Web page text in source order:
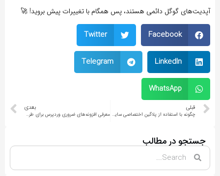
آپدیت‌های گوگل دائمی هستند، پس همگام با تغییرات پیش بروید! 🚀
Facebook
Twitter
LinkedIn
Telegram
WhatsApp
قبلی
چگونه با استفاده از پلاگین اختصاصی سایت وردپرسی سریع‌تر و کارآمدتر داشته باشیم؟
بعدی
معرفی افزونه‌های ضروری وردپرس برای طراحی و مدیریت سایت
جستجو در مطالب